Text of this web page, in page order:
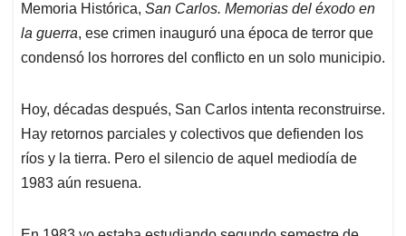
Memoria Histórica, San Carlos. Memorias del éxodo en
la guerra, ese crimen inauguró una época de terror que
condensó los horrores del conflicto en un solo municipio.
Hoy, décadas después, San Carlos intenta reconstruirse.
Hay retornos parciales y colectivos que defienden los
ríos y la tierra. Pero el silencio de aquel mediodía de
1983 aún resuena.